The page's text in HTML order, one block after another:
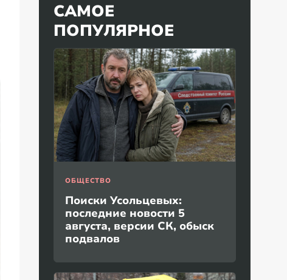
САМОЕ
ПОПУЛЯРНОЕ
ОБЩЕСТВО
Поиски Усольцевых:
последние новости 5
августа, версии СК, обыск
подвалов